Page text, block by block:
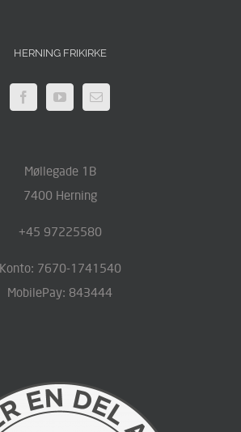
HERNING FRIKIRKE
Møllegade 1B
7400 Herning
+45 97225580
Konto: 7670-1741540
MobilePay: 843444